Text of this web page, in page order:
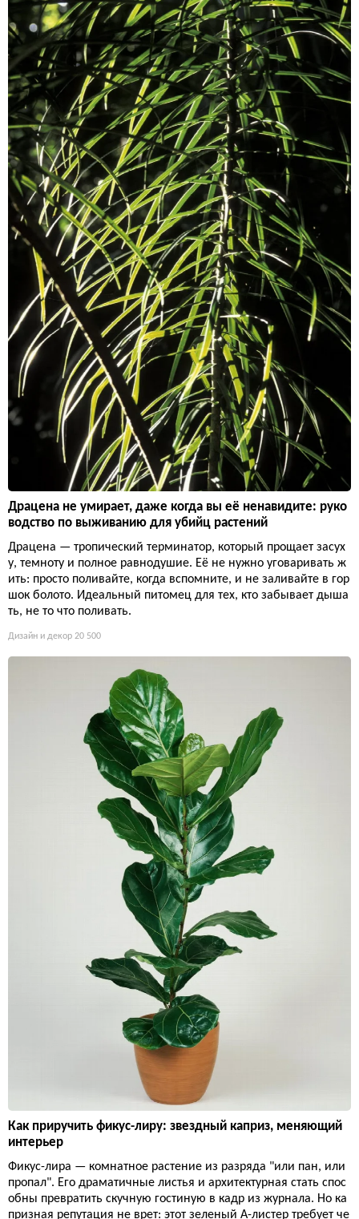
Драцена не умирает, даже когда вы её ненавидите: руко
водство по выживанию для убийц растений
Драцена — тропический терминатор, который прощает засух
у, темноту и полное равнодушие. Её не нужно уговаривать ж
ить: просто поливайте, когда вспомните, и не заливайте в гор
шок болото. Идеальный питомец для тех, кто забывает дыша
ть, не то что поливать.
Дизайн и декор 20 500
Как приручить фикус-лиру: звездный каприз, меняющий
интерьер
Фикус-лира — комнатное растение из разряда "или пан, или
пропал". Его драматичные листья и архитектурная стать спос
обны превратить скучную гостиную в кадр из журнала. Но ка
призная репутация не врет: этот зеленый А-листер требует че